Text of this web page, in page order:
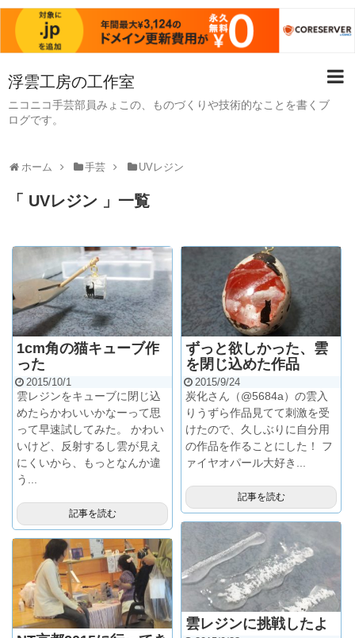
浮雲工房の工作室
ニコニコ手芸部員みょこの、ものづくりや技術的なことを書くブ
ログです。
ホーム 手芸 UVレジン
「 UVレジン 」一覧
1cm角の猫キューブ作
った
2015/10/1
雲レジンをキューブに閉じ込
めたらかわいいかなーって思
って早速試してみた。 かわい
いけど、反射するし雲が見え
にくいから、もっとなんか違
う...
記事を読む
ずっと欲しかった、雲
を閉じ込めた作品
2015/9/24
炭化さん（@5684a）の雲入
りうずら作品見てて刺激を受
けたので、久しぶりに自分用
の作品を作ることにした！ フ
ァイヤオパール大好き...
記事を読む
雲レジンに挑戦したよ